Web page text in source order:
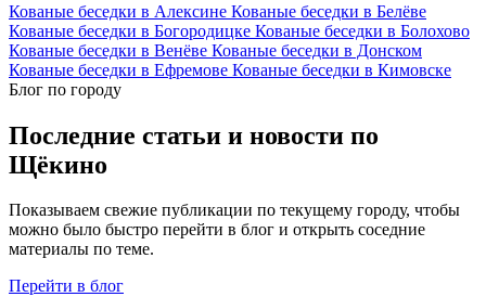
Кованые беседки в Алексине Кованые беседки в Белёве
Кованые беседки в Богородицке Кованые беседки в Болохово
Кованые беседки в Венёве Кованые беседки в Донском
Кованые беседки в Ефремове Кованые беседки в Кимовске
Блог по городу
Последние статьи и новости по
Щёкино
Показываем свежие публикации по текущему городу, чтобы
можно было быстро перейти в блог и открыть соседние
материалы по теме.
Перейти в блог